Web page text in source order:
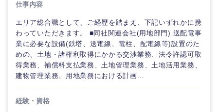
仕事内容
エリア総合職として、ご経歴を踏まえ、下記いずれかに携
わっていただきます。 ■同社関連会社(用地部門) 送配電事
業に必要な設備(鉄塔、送電線、電柱、配電線等)設置のた
めの、土地・諸権利取得にかかる交渉業務、法令許認可取
得業務、補償料支払業務、土地管理業務、土地活用業務、
建物管理業務、用地業務における計画...
経験・資格